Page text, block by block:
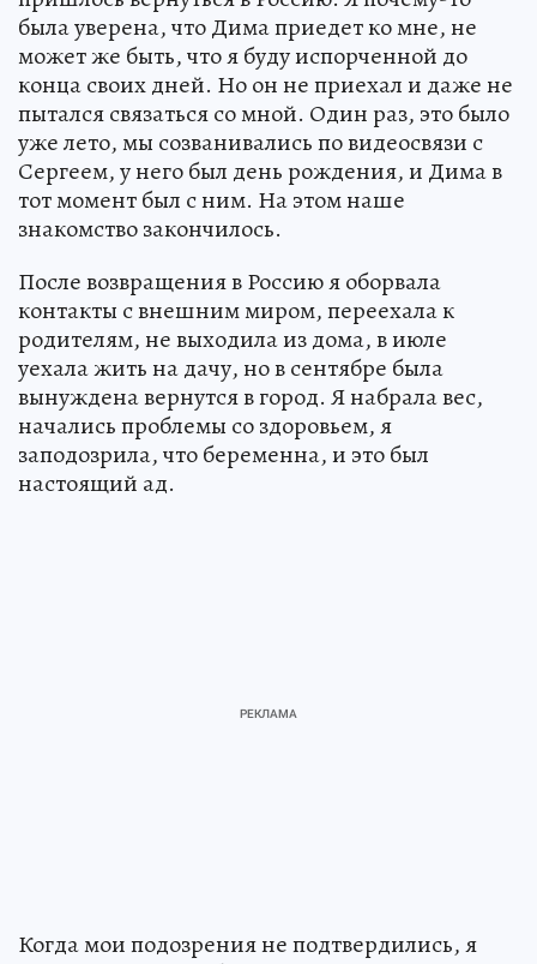
была уверена, что Дима приедет ко мне, не
может же быть, что я буду испорченной до
конца своих дней. Но он не приехал и даже не
пытался связаться со мной. Один раз, это было
уже лето, мы созванивались по видеосвязи с
Сергеем, у него был день рождения, и Дима в
тот момент был с ним. На этом наше
знакомство закончилось.
После возвращения в Россию я оборвала
контакты с внешним миром, переехала к
родителям, не выходила из дома, в июле
уехала жить на дачу, но в сентябре была
вынуждена вернутся в город. Я набрала вес,
начались проблемы со здоровьем, я
заподозрила, что беременна, и это был
настоящий ад.
Когда мои подозрения не подтвердились, я